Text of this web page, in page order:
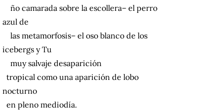
ño camarada sobre la escollera– el perro
azul de
las metamorfosis– el oso blanco de los
icebergs y Tu
muy salvaje desaparición
tropical como una aparición de lobo
nocturno
en pleno mediodía.